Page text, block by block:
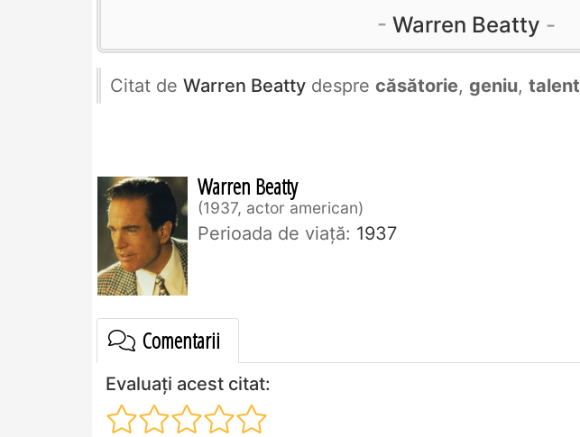
Warren Beatty
Citat de Warren Beatty despre căsătorie, geniu, talent
Warren Beatty
1937, actor american
Perioada de viaţă: 1937
Comentarii
Evaluați acest citat: